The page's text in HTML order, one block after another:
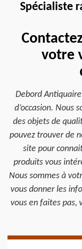
Spécialiste
votre
Debord
d’occasion. Nous
des objets de
pouvez trouver de
site pour
produits vous
Nous sommes à
vous donner les
vous en faites pas,